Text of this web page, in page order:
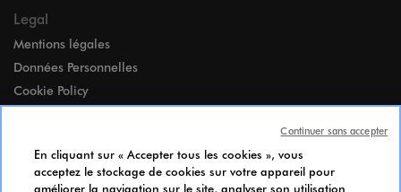
Legal
Mentions légales
Données Personnelles
Cookie Policy
Index égalité Femmes-Hommes
Notice d’Information Candidats
En cliquant sur « Accepter tous les cookies », vous
acceptez le stockage de cookies sur votre appareil pour
améliorer la navigation sur le site, analyser son utilisation
Continuer sans accepter